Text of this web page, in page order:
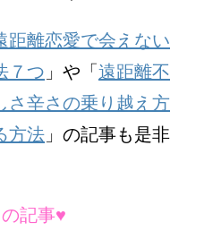
距離恋愛で会えない
７つ 」や「遠距離不
さ辛さの乗り越え方
方法 」の記事も是非
記事♥